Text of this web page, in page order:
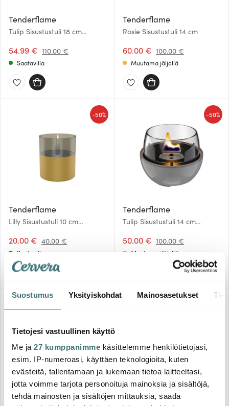
Suostumus Yksityiskohdat Mainosasetukset
Tietojesi vastuullinen käyttö
Me ja 27 kumppanimme käsittelemme henkilötietojasi,
esim. IP-numeroasi, käyttäen teknologioita, kuten
evästeitä, tallentamaan ja lukemaan tietoa laitteeltasi,
jotta voimme tarjota personoituja mainoksia ja sisältöjä,
tehdä mainosten ja sisältöjen mittauksia, saada
Tenderflame
Tulip Sisustustuli 18 cm
54.99 € 110.00 €
Saatavilla
Tenderflame
Rosie Sisustustuli 14 cm
60.00 € 100.00 €
Muutama jäljellä
Tenderflame
Lilly Sisustustuli 10 cm
20.00 € 40.00 €
-50%
Saatavilla
Tenderflame
Tulip Sisustustuli 14 cm
50.00 € 100.00 €
-50%
Muutama jäljellä
Tenderflame Tenderflame